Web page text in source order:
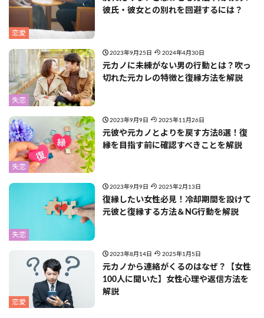
恋愛
彼氏・彼女との別れを回避するには？
失恋
2023年9月25日 2024年4月30日
元カノに未練がない男の行動とは？吹っ
切れた元カレの特徴と復縁方法を解説
失恋
2023年9月9日 2025年11月26日
元彼や元カノとよりを戻す方法8選！復
縁を目指す前に確認すべきことを解説
失恋
2023年9月9日 2025年2月13日
復縁したい女性必見！冷却期間を設けて
元彼と復縁する方法＆NG行動を解説
恋愛
2023年8月14日 2025年1月5日
元カノから連絡がくるのはなぜ？【女性
100人に聞いた】女性心理や返信方法を
解説